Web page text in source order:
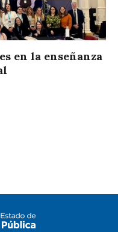
en la enseñanza